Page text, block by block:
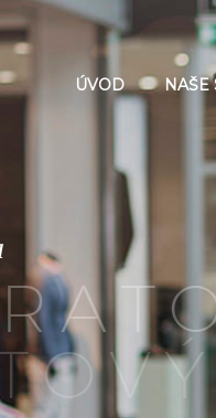
ÚVOD NAŠE
RA T
OVÝ